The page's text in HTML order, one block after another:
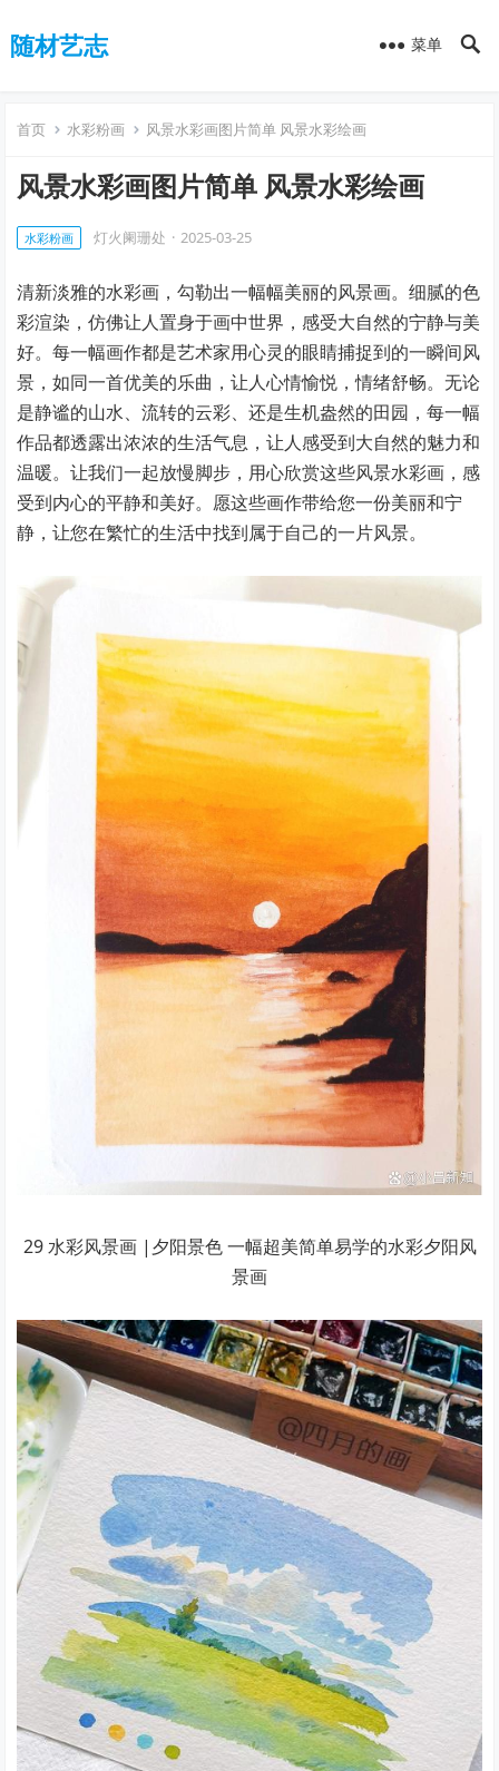
随材艺志 菜单
首页 水彩粉画 风景水彩画图片简单 风景水彩绘画
风景水彩画图片简单 风景水彩绘画
水彩粉画 灯火阑珊处 · 2025-03-25
清新淡雅的水彩画，勾勒出一幅幅美丽的风景画。细腻的色
彩渲染，仿佛让人置身于画中世界，感受大自然的宁静与美
好。每一幅画作都是艺术家用心灵的眼睛捕捉到的一瞬间风
景，如同一首优美的乐曲，让人心情愉悦，情绪舒畅。无论
是静谧的山水、流转的云彩、还是生机盎然的田园，每一幅
作品都透露出浓浓的生活气息，让人感受到大自然的魅力和
温暖。让我们一起放慢脚步，用心欣赏这些风景水彩画，感
受到内心的平静和美好。愿这些画作带给您一份美丽和宁
静，让您在繁忙的生活中找到属于自己的一片风景。
29 水彩风景画 |夕阳景色 一幅超美简单易学的水彩夕阳风
景画